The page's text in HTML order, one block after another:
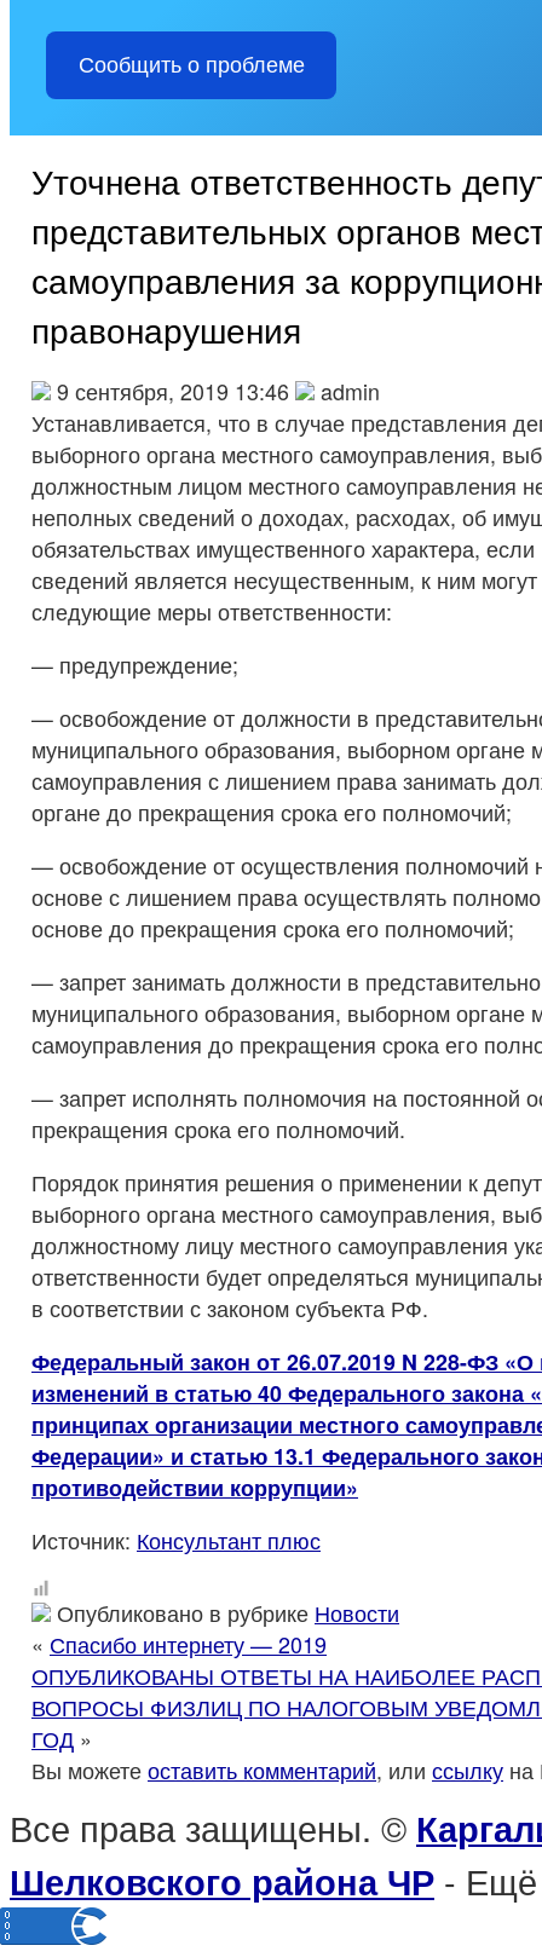
Сообщить о проблеме
Уточнена ответственность
представительных органов
самоуправления за
правонарушения
9 сентября, 2019 13:46
admin
Устанавливается, что в случае представления
выборного органа местного самоуправления,
должностным лицом местного самоуправления
неполных сведений о доходах, расходах, об
обязательствах имущественного характера,
сведений является несущественным, к ним
следующие меры ответственности:
— предупреждение;
— освобождение от должности в
муниципального образования, выборном органе
самоуправления с лишением права занимать
органе до прекращения срока его полномочий;
— освобождение от осуществления полномочий
основе с лишением права осуществлять
основе до прекращения срока его полномочий;
— запрет занимать должности в
муниципального образования, выборном органе
самоуправления до прекращения срока его
— запрет исполнять полномочия на постоянной
прекращения срока его полномочий.
Порядок принятия решения о применении к
выборного органа местного самоуправления,
должностному лицу местного самоуправления
ответственности будет определяться
в соответствии с законом субъекта РФ.
Федеральный закон от 26.07.2019 N 228-ФЗ «О
изменений в статью 40 Федерального закона
принципах организации местного
Федерации» и статью 13.1 Федерального
противодействии коррупции»
Источник: Консультант плюс
Опубликовано в рубрике Новости
« Спасибо интернету — 2019
ОПУБЛИКОВАНЫ ОТВЕТЫ НА НАИБОЛЕЕ
ВОПРОСЫ ФИЗЛИЦ ПО НАЛОГОВЫМ
ГОД »
Вы можете оставить комментарий, или ссылку на
Все права защищены. ©
Шелковского района ЧР - Ещё